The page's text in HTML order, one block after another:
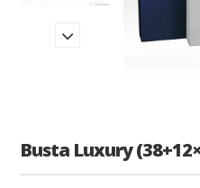
Busta Luxury